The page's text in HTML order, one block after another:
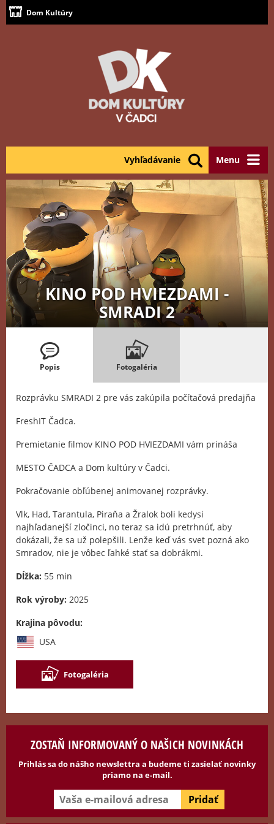
Dom Kultúry
Menu
Vyhľadávanie
KINO POD HVIEZDAMI -
SMRADI 2
Popis Fotogaléria
Rozprávku SMRADI 2 pre vás zakúpila počítačová predajňa
FreshIT Čadca.
Premietanie filmov KINO POD HVIEZDAMI vám prináša
MESTO ČADCA a Dom kultúry v Čadci.
Pokračovanie obľúbenej animovanej rozprávky.
Vlk, Had, Tarantula, Piraňa a Žralok boli kedysi
najhľadanejší zločinci, no teraz sa idú pretrhnúť, aby
dokázali, že sa už polepšili. Lenže keď vás svet pozná ako
Smradov, nie je vôbec ľahké stať sa dobrákmi.
Dĺžka: 55 min
Rok výroby: 2025
Krajina pôvodu:
USA
Fotogaléria
ZOSTAŇ INFORMOVANÝ O NAŠICH NOVINKÁCH
Prihlás sa do nášho newslettra a budeme ti zasielať novinky
priamo na e-mail.